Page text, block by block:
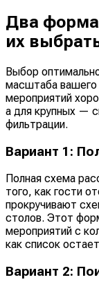
Два
их
Выбор
масштаба
мероприятий
а для крупных —
фильтрации.
Вариант 1:
Полная схема
того, как гости
прокручивают
столов. Этот
мероприятий с
как список
Вариант 2: